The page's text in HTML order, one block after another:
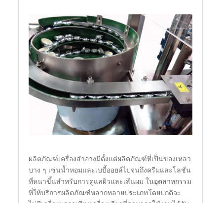
ผลิตภัณฑ์เครื่องสำอางมีตั้งแต่ผลิตภัณฑ์ที่เป็นของเหลว
บาง ๆ เช่นน้ำหอมและเบบี้ออยล์ไปจนถึงครีมและโลชั่น
ที่หนาขึ้นสำหรับการดูแลผิวและเส้นผม ในอุตสาหกรรม
ที่ให้บริการผลิตภัณฑ์หลากหลายประเภทโดยปกติจะ